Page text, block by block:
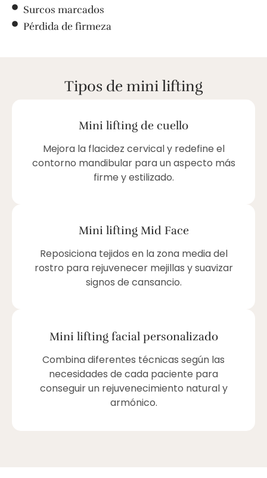
Surcos marcados
Pérdida de firmeza
Tipos de mini lifting
Mini lifting de cuello
Mejora la flacidez cervical y redefine el
contorno mandibular para un aspecto más
firme y estilizado.
Mini lifting Mid Face
Reposiciona tejidos en la zona media del
rostro para rejuvenecer mejillas y suavizar
signos de cansancio.
Mini lifting facial personalizado
Combina diferentes técnicas según las
necesidades de cada paciente para
conseguir un rejuvenecimiento natural y
armónico.